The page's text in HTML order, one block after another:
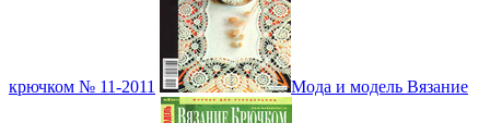
крючком № 11-2011 Мода и модель Вязание